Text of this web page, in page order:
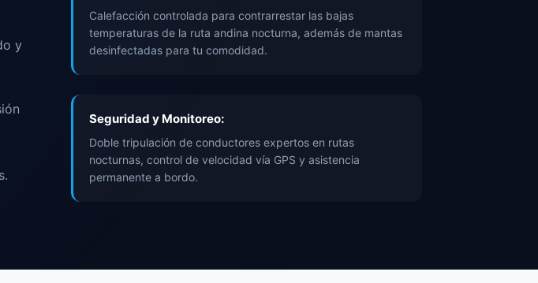
y
Calefacción controlada para contrarrestar las bajas
temperaturas de la ruta andina nocturna, además de mantas
desinfectadas para tu comodidad.
Seguridad y Monitoreo:
Doble tripulación de conductores expertos en rutas
nocturnas, control de velocidad vía GPS y asistencia
permanente a bordo.